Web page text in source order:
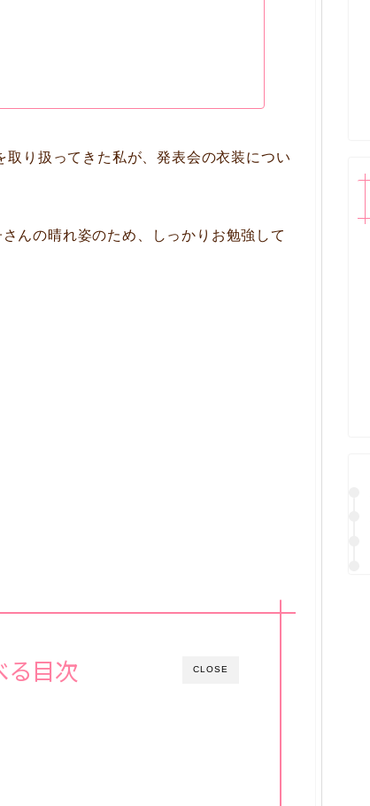
り扱ってきた私が、発表会の衣装につい
んの晴れ姿のため、しっかりお勉強して
CLOSE
る目次